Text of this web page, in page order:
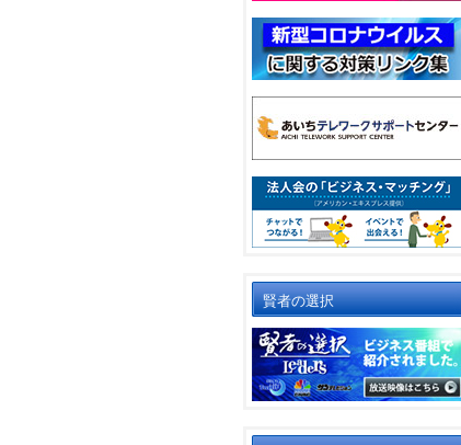
賢者の選択